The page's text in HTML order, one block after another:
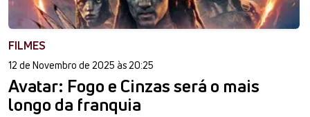
FILMES
12 de Novembro de 2025 às 20:25
Avatar: Fogo e Cinzas será o mais
longo da franquia